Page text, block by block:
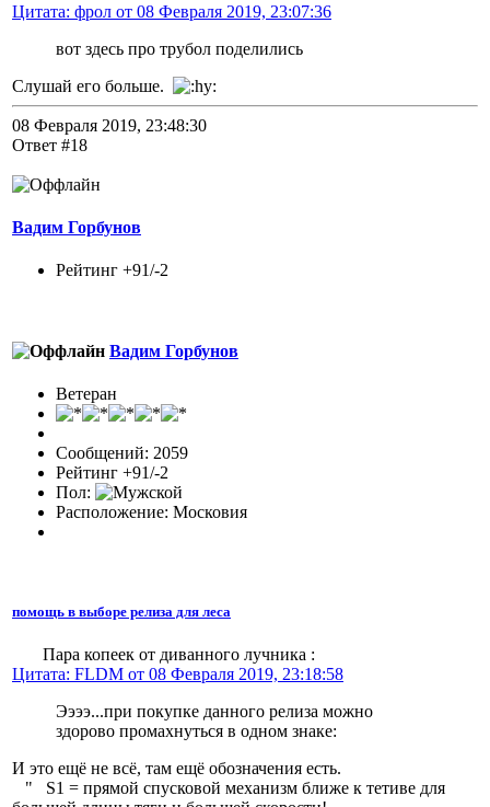
Цитата: фрол от 08 Февраля 2019, 23:07:36
вот здесь про трубол поделились
Слушай его больше.
08 Февраля 2019, 23:48:30
Ответ #18
Вадим Горбунов
Рейтинг +91/-2
Вадим Горбунов
Ветеран
Сообщений: 2059
Рейтинг +91/-2
Пол:
Расположение: Московия
помощь в выборе релиза для леса
Пара копеек от диванного лучника :
Цитата: FLDM от 08 Февраля 2019, 23:18:58
Ээээ...при покупке данного релиза можно
здорово промахнуться в одном знаке:
И это ещё не всё, там ещё обозначения есть.
" S1 = прямой спусковой механизм ближе к тетиве для